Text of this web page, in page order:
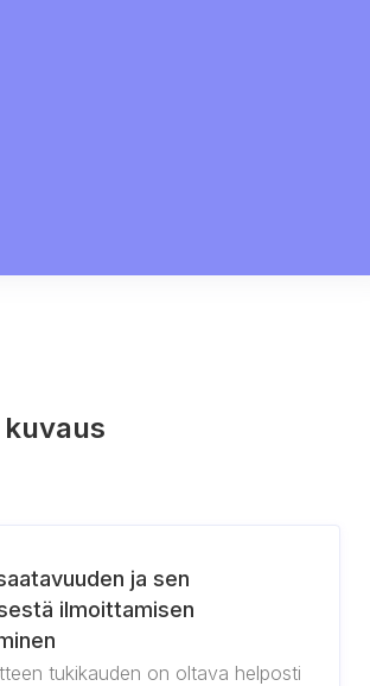
ja sen
ilmoittamisen
tukikauden on oltava helposti